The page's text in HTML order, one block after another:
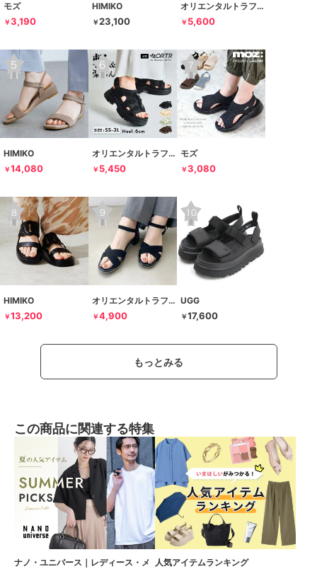
モズ
￥3,190
HIMIKO
￥23,100
オリエンタルトラフィック
￥ 5,600
HIMIKO
￥14,080
オリエンタルトラフィック
￥ 5,450
モズ
￥3,080
HIMIKO
￥13,200
オリエンタルトラフィック
￥4,900
UGG
￥17,600
もっとみる
この商品に関連する特集
ナノ・ユニバース｜レディース・メ 人気アイテムランキング